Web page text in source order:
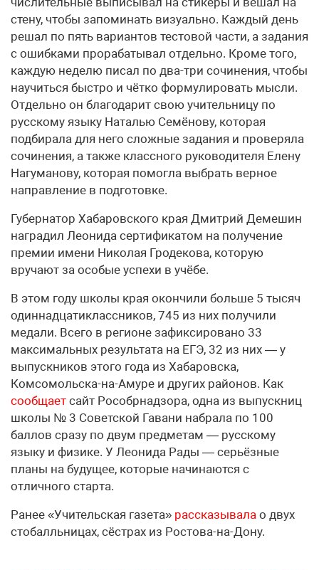
стену, чтобы запоминать визуально. Каждый день
решал по пять вариантов тестовой части, а задания
с ошибками прорабатывал отдельно. Кроме того,
каждую неделю писал по два-три сочинения, чтобы
научиться быстро и чётко формулировать мысли.
Отдельно он благодарит свою учительницу по
русскому языку Наталью Семёнову, которая
подбирала для него сложные задания и проверяла
сочинения, а также классного руководителя Елену
Нагуманову, которая помогла выбрать верное
направление в подготовке.
Губернатор Хабаровского края Дмитрий Демешин
наградил Леонида сертификатом на получение
премии имени Николая Гродекова, которую
вручают за особые успехи в учёбе.
В этом году школы края окончили больше 5 тысяч
одиннадцатиклассников, 745 из них получили
медали. Всего в регионе зафиксировано 33
максимальных результата на ЕГЭ, 32 из них — у
выпускников этого года из Хабаровска,
Комсомольска-на-Амуре и других районов. Как
сообщает сайт Рособрнадзора, одна из выпускниц
школы № 3 Советской Гавани набрала по 100
баллов сразу по двум предметам — русскому
языку и физике. У Леонида Рады — серьёзные
планы на будущее, которые начинаются с
отличного старта.
Ранее «Учительская газета» рассказывала о двух
стобалльницах, сёстрах из Ростова-на-Дону.